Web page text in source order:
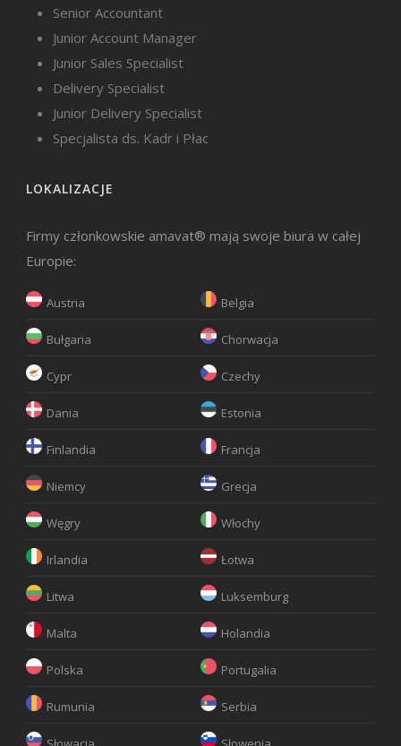
Senior Accountant
Junior Account Manager
Junior Sales Specialist
Delivery Specialist
Junior Delivery Specialist
Specjalista ds. Kadr i Płac
LOKALIZACJE
Firmy członkowskie amavat® mają swoje biura w całej
Europie:
Austria Belgia
Bułgaria Chorwacja
Cypr Czechy
Dania Estonia
Finlandia Francja
Niemcy Grecja
Węgry Włochy
Irlandia Łotwa
Litwa Luksemburg
Malta Holandia
Polska Portugalia
Rumunia Serbia